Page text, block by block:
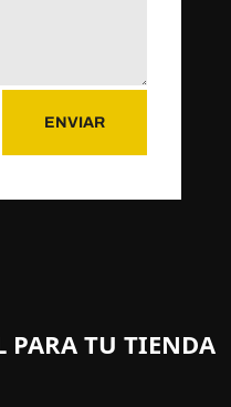
ENVIAR
PARA TU TIENDA